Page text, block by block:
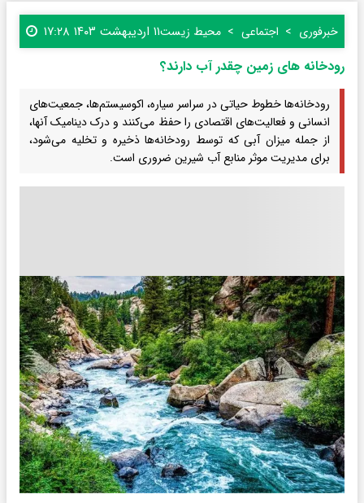
خبرفوری اجتماعی محیط زیست۱۱ اردیبهشت ۱۴۰۳ ۱۷:۲۸
رودخانه های زمین چقدر آب دارند؟
رودخانه‌ها خطوط حیاتی در سراسر سیاره، اکوسیستم‌ها، جمعیت‌های
انسانی و فعالیت‌های اقتصادی را حفظ می‌کنند و درک دینامیک آنها،
از جمله میزان آبی که توسط رودخانه‌ها ذخیره و تخلیه می‌شود،
برای مدیریت موثر منابع آب شیرین ضروری است.